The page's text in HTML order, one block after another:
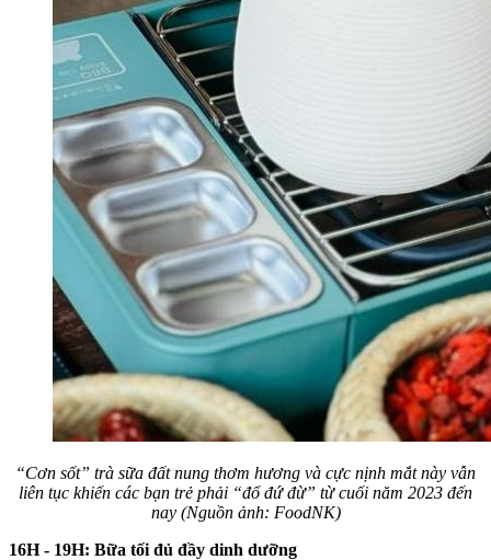
“Cơn sốt” trà sữa đất nung thơm hương và cực nịnh mắt này vẫn
liên tục khiến các bạn trẻ phải “đổ đứ đừ” từ cuối năm 2023 đến
nay (Nguồn ảnh: FoodNK)
16H - 19H: Bữa tối đủ đầy dinh dưỡng